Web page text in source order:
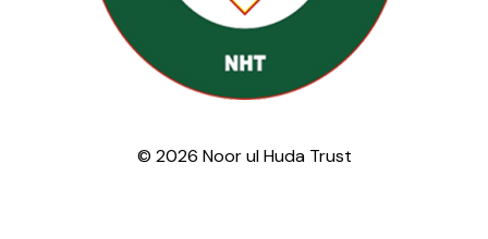
© 2026 Noor ul Huda Trust